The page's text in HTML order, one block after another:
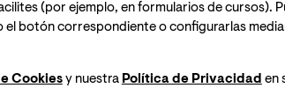
de las ciencias que le dan
alimentos.
(por ejemplo, en formularios de cursos).
el botón correspondiente o configurarlas
Cookiesy nuestra Política de Privacidad en